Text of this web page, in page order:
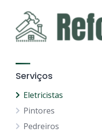
Serviços
Eletricistas
Pintores
Pedreiros